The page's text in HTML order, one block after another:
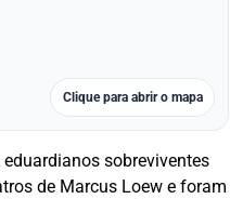
Clique para abrir o mapa
sobreviventes
de Marcus Loew e foram